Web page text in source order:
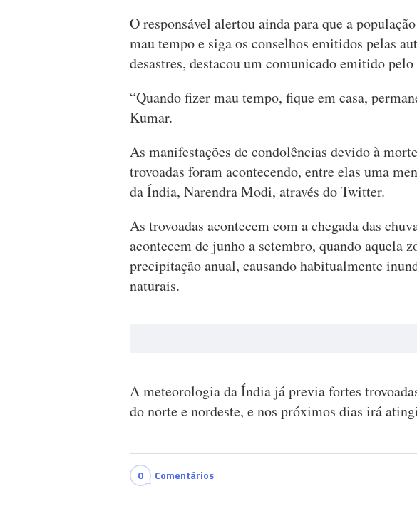
O responsável alertou ainda para que a
mau tempo e siga os conselhos emitidos pelas
desastres, destacou um comunicado emitido pelo
“Quando fizer mau tempo, fique em casa,
Kumar.
As manifestações de condolências devido à
trovoadas foram acontecendo, entre elas uma
da Índia, Narendra Modi, através do Twitter.
As trovoadas acontecem com a chegada das
acontecem de junho a setembro, quando aquela
precipitação anual, causando habitualmente
naturais.
A meteorologia da Índia já previa fortes
do norte e nordeste, e nos próximos dias irá
0 Comentários